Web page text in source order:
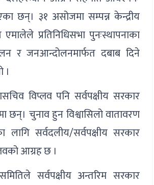
छन्। ३१ असोजमा सम्पन्न केन्द्रीय
प्रतिनिधिसभा पुनःस्थापनाका
र जनआन्दोलनमार्फत दबाब दिने
।
विप्लव पनि सर्वपक्षीय सरकार
छन्। चुनाव हुन विश्वासिलो वातावरण
लागि सर्वदलीय/सर्वपक्षीय सरकार
आग्रह छ ।
सर्वपक्षीय अन्तरिम सरकार